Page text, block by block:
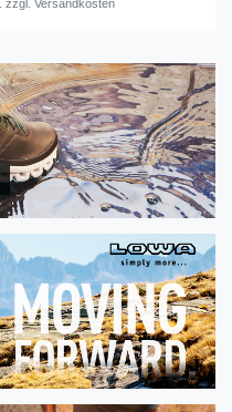
zzgl.Versandkosten